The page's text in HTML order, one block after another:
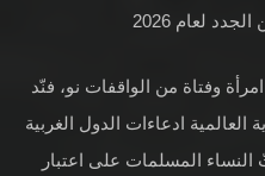
لعام 2026
في خطابٍ أمام أكثر من 1700 امرأة وفتاة من الواقفات نو، فنّد
العالمية ادعاءات الدول الغربية
المسلمات على اعتبار